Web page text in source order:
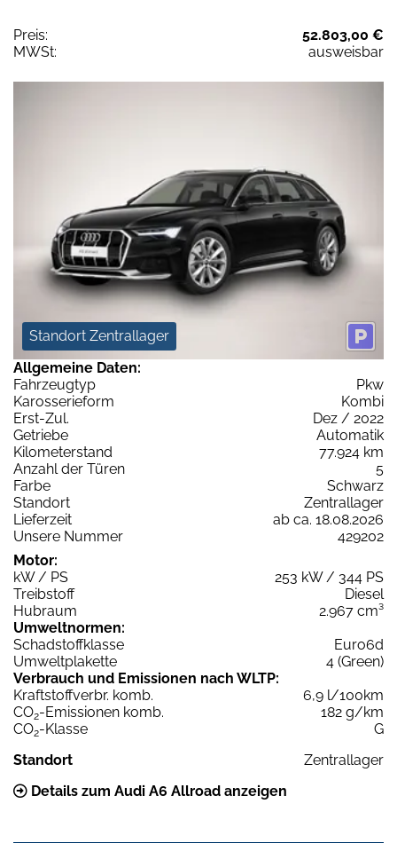
Preis:
52.803,00 €
MWSt:
ausweisbar
Standort Zentrallager
Allgemeine Daten:
Fahrzeugtyp
Pkw
Karosserieform
Kombi
Erst-Zul.
Dez / 2022
Getriebe
Automatik
Kilometerstand
77.924 km
Anzahl der Türen
5
Farbe
Schwarz
Standort
Zentrallager
Lieferzeit
ab ca. 18.08.2026
Unsere Nummer
429202
Motor:
kW / PS
253 kW / 344 PS
Treibstoff
Diesel
Hubraum
2.967 cm³
Umweltnormen:
Schadstoffklasse
Euro6d
Umweltplakette
4 (Green)
Verbrauch und Emissionen nach WLTP:
Kraftstoffverbr. komb.
6,9 l/100km
CO2-Emissionen komb.
182 g/km
CO2-Klasse
G
Standort
Zentrallager
Details zum Audi A6 Allroad anzeigen